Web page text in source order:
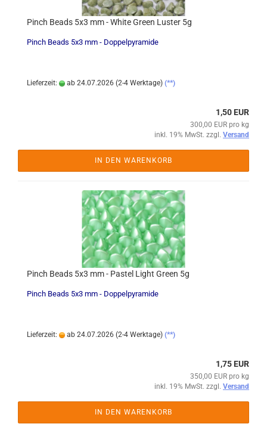
Pinch Beads 5x3 mm - White Green Luster 5g
Pinch Beads 5x3 mm - Doppelpyramide
Lieferzeit: ab 24.07.2026 (2-4 Werktage) (**)
1,50 EUR
300,00 EUR pro kg
inkl. 19% MwSt. zzgl. Versand
IN DEN WARENKORB
Pinch Beads 5x3 mm - Pastel Light Green 5g
Pinch Beads 5x3 mm - Doppelpyramide
Lieferzeit: ab 24.07.2026 (2-4 Werktage) (**)
1,75 EUR
350,00 EUR pro kg
inkl. 19% MwSt. zzgl. Versand
IN DEN WARENKORB